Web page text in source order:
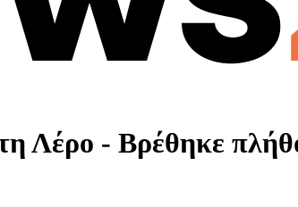
Λέρο - Βρέθηκε